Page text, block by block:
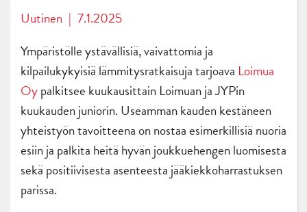
Uutinen | 7.1.2025
Ympäristölle ystävällisiä, vaivattomia ja
kilpailukykyisiä lämmitysratkaisuja tarjoava Loimua
Oypalkitsee kuukausittain Loimuan ja JYPin
kuukauden juniorin. Useamman kauden kestäneen
yhteistyön tavoitteena on nostaa esimerkillisiä nuoria
esiin ja palkita heitä hyvän joukkuehengen luomisesta
sekä positiivisesta asenteesta jääkiekkoharrastuksen
parissa.